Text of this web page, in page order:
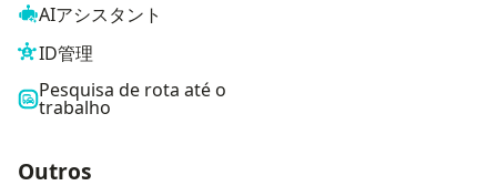
AIアシスタント
ID管理
Pesquisa de rota até o
trabalho
Outros